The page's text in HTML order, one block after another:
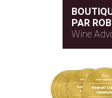
PAR
Wine